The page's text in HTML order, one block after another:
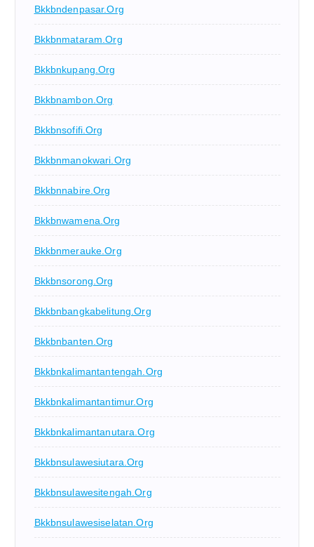
Bkkbndenpasar.org
Bkkbnmataram.org
Bkkbnkupang.org
Bkkbnambon.org
Bkkbnsofifi.org
Bkkbnmanokwari.org
Bkkbnnabire.org
Bkkbnwamena.org
Bkkbnmerauke.org
Bkkbnsorong.org
Bkkbnbangkabelitung.org
Bkkbnbanten.org
Bkkbnkalimantantengah.org
Bkkbnkalimantantimur.org
Bkkbnkalimantanutara.org
Bkkbnsulawesiutara.org
Bkkbnsulawesitengah.org
Bkkbnsulawesiselatan.org